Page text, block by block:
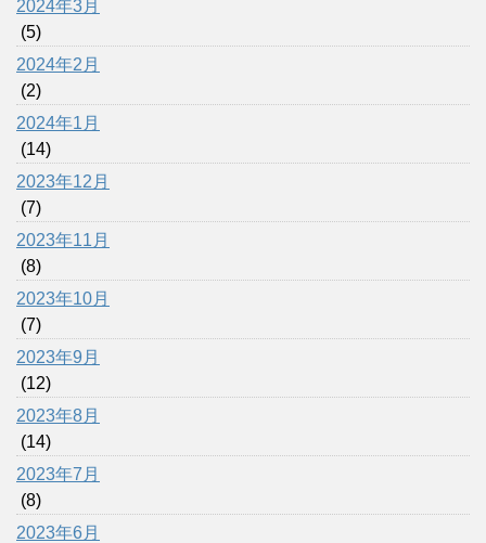
2024年3月
(5)
2024年2月
(2)
2024年1月
(14)
2023年12月
(7)
2023年11月
(8)
2023年10月
(7)
2023年9月
(12)
2023年8月
(14)
2023年7月
(8)
2023年6月